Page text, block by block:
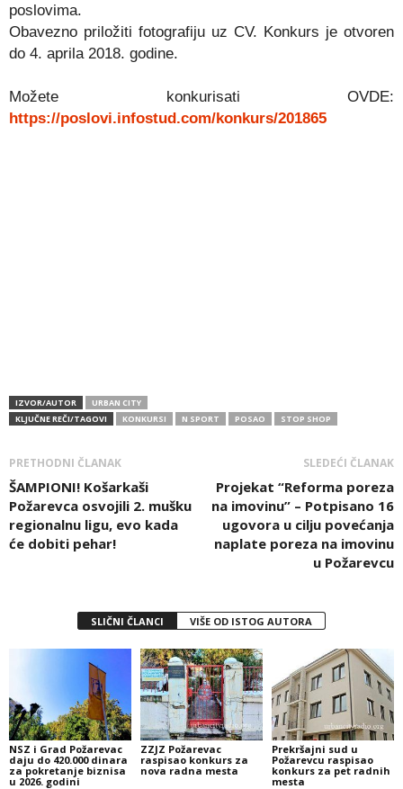
poslovima.
Obavezno priložiti fotografiju uz CV. Konkurs je otvoren
do 4. aprila 2018. godine.
Možete konkurisati OVDE:
https://poslovi.infostud.com/konkurs/201865
IZVOR/AUTOR
URBAN CITY
KLJUČNE REČI/TAGOVI
KONKURSI N SPORT POSAO STOP SHOP
PRETHODNI ČLANAK
ŠAMPIONI! Košarkaši
Požarevca osvojili 2. mušku
regionalnu ligu, evo kada
će dobiti pehar!
SLEDEĆI ČLANAK
Projekat “Reforma poreza
na imovinu” – Potpisano 16
ugovora u cilju povećanja
naplate poreza na imovinu
u Požarevcu
SLIČNI ČLANCI VIŠE OD ISTOG AUTORA
NSZ i Grad Požarevac
daju do 420.000 dinara
za pokretanje biznisa
u 2026. godini
ZZJZ Požarevac
raspisao konkurs za
nova radna mesta
Prekršajni sud u
Požarevcu raspisao
konkurs za pet radnih
mesta